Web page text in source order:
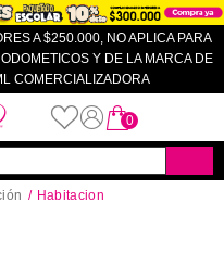
A $250.000, NO APLICA PARA
Y DE LA MARCA DE
COMERCIALIZADORA
Almacenes SI
0
Habitacion